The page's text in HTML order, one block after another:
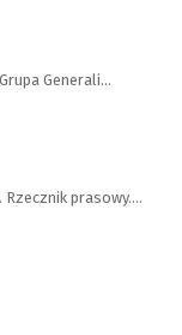
Generali…
Rzecznik prasowy.…